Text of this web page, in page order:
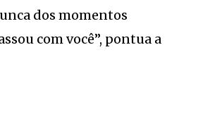
dos momentos
com você”, pontua a